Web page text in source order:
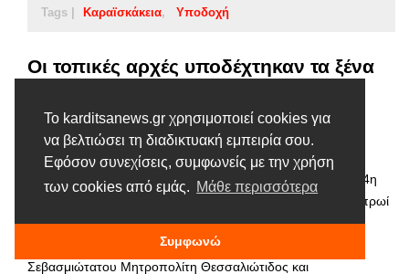
Το karditsanews.gr χρησιμοποιεί cookies για
να βελτιώσει τη διαδικτυακή εμπειρία σου.
Εφόσον συνεχίσεις, συμφωνείς με την χρήση
των cookies από εμάς. Μάθε περισσότερα
Συμφωνώ
Tags | Καραϊσκάκεια Υποδοχή
Οι τοπικές αρχές υποδέχτηκαν τα ξένα
συμμετέχουν στα 54α Καραϊσκάκεια
21 ΙΟΥΝΊΟΥ, 2022
Τα ξένα χορευτικά συγκροτήματα που συμμετέχουν στην 54η
Διεθνή Γιορτή Πολιτισμού Καραϊσκάκεια υποδέχτηκαν, το πρωί
της Τρίτης 21 Ιουνίου, στο Δημοτικό Κινηματοθέατρο
Καρδίτσας, οι τοπικές αρχές. Ο εκπρόσωπος του
Σεβασμιώτατου Μητροπολίτη Θεσσαλιώτιδος και